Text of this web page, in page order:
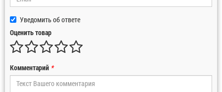
Уведомить об ответе
Оценить товар
Комментарий *